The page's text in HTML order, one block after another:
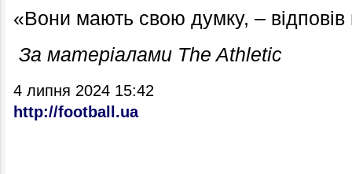
«Вони мають свою думку, –
За матеріалами The Athletic
4 липня 2024 15:42
http://football.ua